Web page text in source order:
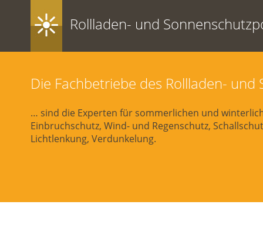
Rollladen- und
Die Fachbetriebe des Rollladen-
… sind die Experten für sommerlichen und
Einbruchschutz, Wind- und Regenschutz,
Lichtlenkung, Verdunkelung.